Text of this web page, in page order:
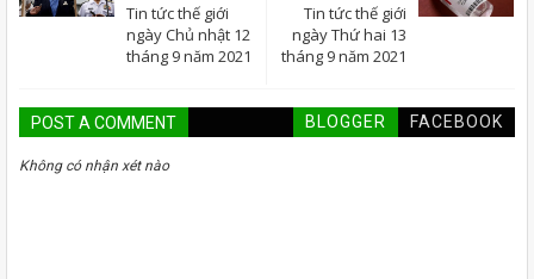
Tin tức thế giới
ngày Thứ hai 13
tháng 9 năm 2021
Tin tức thế giới
ngày Chủ nhật 12
tháng 9 năm 2021
POST A COMMENT BLOGGER FACEBOOK
Không có nhận xét nào